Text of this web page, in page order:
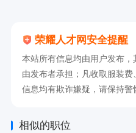
荣耀人才网安全提醒
本站所有信息均由用户发布
由发布者承担；凡收取服装
信息均有欺诈嫌疑，请保持警
相似的职位